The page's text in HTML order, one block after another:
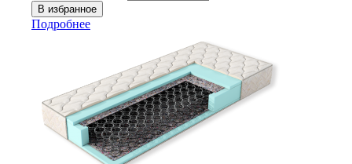
Подробнее